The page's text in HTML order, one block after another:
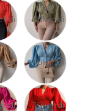
Tükendi
Tükendi
Tükendi